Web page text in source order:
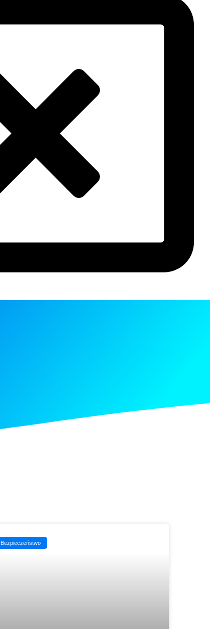
Bezpieczeństwo